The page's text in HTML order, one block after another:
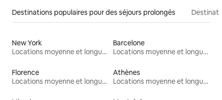
Destinations populaires pour des séjours prolongés
New York
Locations moyenne et longue durée
Barcelone
Locations moyenne et longue durée
Florence
Locations moyenne et longue durée
Athènes
Locations moyenne et longue durée